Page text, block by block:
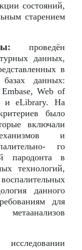
состояний,
старением
проведён
данных,
в
базах данных:
Web of
и eLibrary. На
было
включали
и
го
пародонта в
технологий,
данного
для